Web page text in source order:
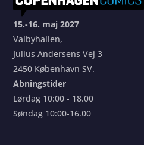
15.-16. maj 2027
Valbyhallen,
Julius Andersens Vej 3
2450 København SV.
Åbningstider
Lørdag 10:00 - 18.00
Søndag 10:00-16.00